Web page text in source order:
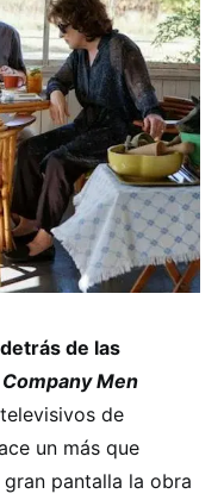
de las
Men
de
un más que
pantalla la obra